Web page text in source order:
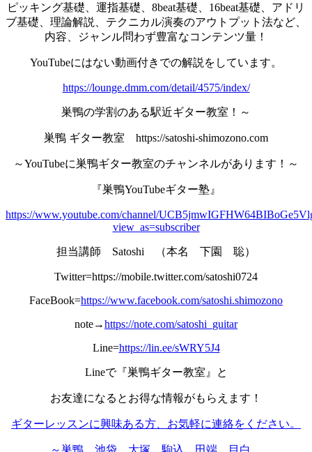
ピッキング基礎、運指基礎、8beat基礎、16beat基礎、アドリ
ブ基礎、理論解説、テクニカル演奏のアウトプット法など、
内容、ジャンル問わず豊富なコンテンツ量！
YouTubeにはない動画付きでの解説をしています。
https://lounge.dmm.com/detail/4575/index/
巣鴨の学割のある駅近ギター教室！～
巣鴨 ギター教室 https://satoshi-shimozono.com
～YouTubeに巣鴨ギター教室のチャンネルがあります！～
『巣鴨YouTubeギター塾』
https://www.youtube.com/channel/
view_as=subscriber
担当講師 Satoshi （本名 下園 聡）
Twitter=https://mobile.twitter.com/satoshi0724
FaceBook=https://www.facebook.com/satoshi.shimozono
note→https://note.com/satoshi_guitar
Line=https://lin.ee/sWRY5J4
Lineで『巣鴨ギター教室』と
お友達になるとお得な情報がもらえます！
ギターレッスンに興味ある方、お気軽に連絡をください。
～巣鴨、池袋、大塚、駒込、田端、目白、